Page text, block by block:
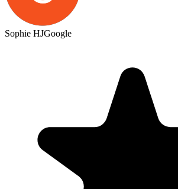
Sophie HJGoogle